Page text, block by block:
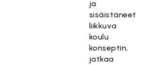
ja
sisäistäneet
liikkuva
koulu
konseptin,
jatkaa